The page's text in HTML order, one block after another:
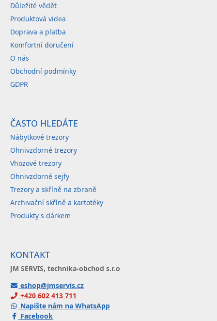
Důležité vědět
Produktová videa
Doprava a platba
Komfortní doručení
O nás
Obchodní podmínky
GDPR
ČASTO HLEDÁTE
Nábytkové trezory
Ohnivzdorné trezory
Vhozové trezory
Ohnivzdorné sejfy
Trezory a skříně na zbraně
Archivační skříně a kartotéky
Produkty s dárkem
KONTAKT
JM SERVIS, technika-obchod s.r.o
eshop@jmservis.cz
+420 602 413 711
Napište nám na WhatsApp
Facebook